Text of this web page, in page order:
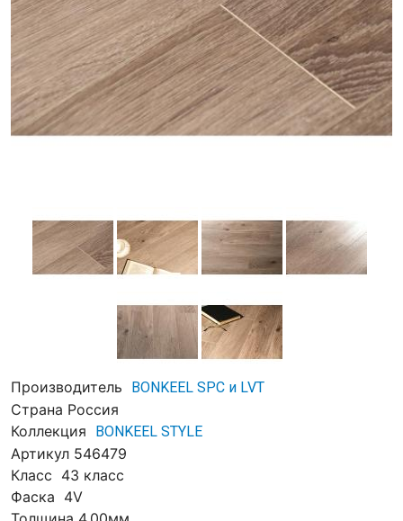
Производитель BONKEEL SPC и LVT
Страна Россия
Коллекция
BONKEEL STYLE
Артикул 546479
Класс 43 класс
Фаска 4V